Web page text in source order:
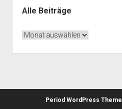
Alle Beiträge
Alle
Period WordPress Theme